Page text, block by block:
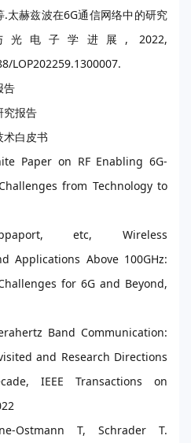
太赫兹波在6G通信网络中的研究
光电子学进展, 2022,
LOP202259.1300007.
告
究报告
术白皮书
Paper on RF Enabling 6G-
from Technology to
etc, Wireless
Applications Above 100GHz:
for 6G and Beyond,
Band Communication:
and Research Directions
IEEE Transactions on
Ostmann T, Schrader T.